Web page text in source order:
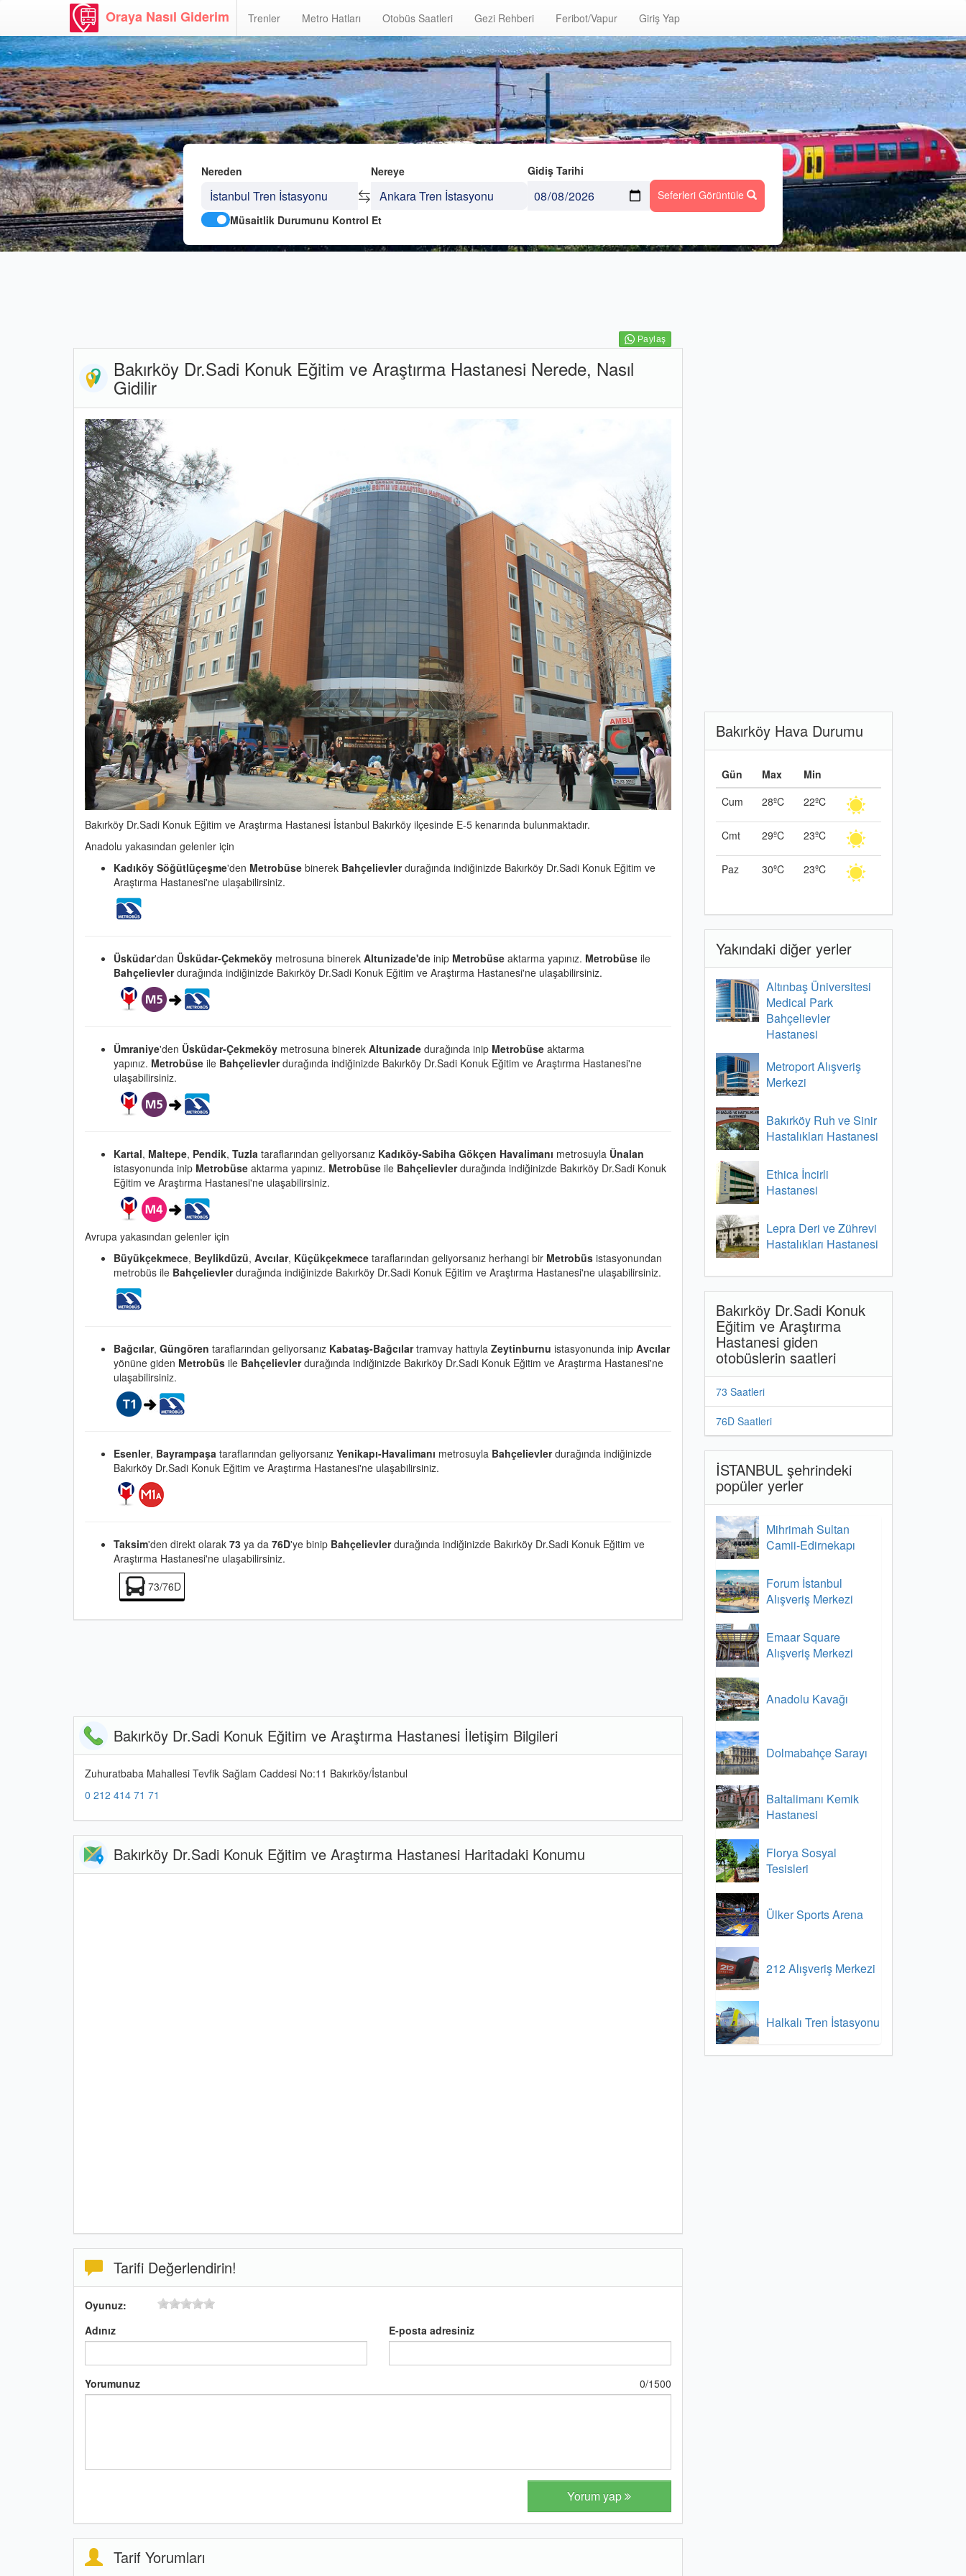
Oraya Nasıl Giderim Trenler Metro Hatları Otobüs Saatleri Gezi Rehberi Feribot/Vapur Giriş Yap
Nereden Nereye
Gidiş Tarihi
Seferleri Görüntüle
Müsaitlik Durumunu Kontrol Et
Paylaş
Bakırköy Dr.Sadi Konuk Eğitim ve Araştırma Hastanesi Nerede, Nasıl
Gidilir
Bakırköy Dr.Sadi Konuk Eğitim ve Araştırma Hastanesi İstanbul Bakırköy ilçesinde E-5 kenarında bulunmaktadır.
Anadolu yakasından gelenler için
Kadıköy Söğütlüçeşme'den Metrobüse binerek Bahçelievlerdurağında indiğinizde Bakırköy Dr.Sadi Konuk Eğitim ve
Araştırma Hastanesi'ne ulaşabilirsiniz.
Üsküdar'dan Üsküdar-Çekmeköy metrosuna binerek Altunizade'de inip Metrobüse aktarma yapınız. Metrobüse ile
Bahçelievlerdurağında indiğinizde Bakırköy Dr.Sadi Konuk Eğitim ve Araştırma Hastanesi'ne ulaşabilirsiniz.
Ümraniye'den Üsküdar-Çekmeköy metrosuna binerek Altunizade durağında inip Metrobüse aktarma
yapınız. Metrobüse ile Bahçelievlerdurağında indiğinizde Bakırköy Dr.Sadi Konuk Eğitim ve Araştırma Hastanesi'ne
ulaşabilirsiniz.
Kartal, Maltepe, Pendik, Tuzla taraflarından geliyorsanız Kadıköy-Sabiha Gökçen Havalimanı metrosuyla Ünalan
istasyonunda inip Metrobüse aktarma yapınız. Metrobüse ile Bahçelievlerdurağında indiğinizde Bakırköy Dr.Sadi Konuk
Eğitim ve Araştırma Hastanesi'ne ulaşabilirsiniz.
Avrupa yakasından gelenler için
Büyükçekmece, Beylikdüzü, Avcılar, Küçükçekmece taraflarından geliyorsanız herhangi bir Metrobüs istasyonundan
metrobüs ile Bahçelievlerdurağında indiğinizde Bakırköy Dr.Sadi Konuk Eğitim ve Araştırma Hastanesi'ne ulaşabilirsiniz.
Bağcılar, Güngören taraflarından geliyorsanız Kabataş-Bağcılartramvay hattıyla Zeytinburnu istasyonunda inip Avcılar
yönüne giden Metrobüs ile Bahçelievlerdurağında indiğinizde Bakırköy Dr.Sadi Konuk Eğitim ve Araştırma Hastanesi'ne
ulaşabilirsiniz.
Esenler, Bayrampaşa taraflarından geliyorsanız Yenikapı-Havalimanı metrosuyla Bahçelievlerdurağında indiğinizde
Bakırköy Dr.Sadi Konuk Eğitim ve Araştırma Hastanesi'ne ulaşabilirsiniz.
Taksim'den direkt olarak 73 ya da 76D'ye binip Bahçelievlerdurağında indiğinizde Bakırköy Dr.Sadi Konuk Eğitim ve
Araştırma Hastanesi'ne ulaşabilirsiniz.
73/76D
Bakırköy Dr.Sadi Konuk Eğitim ve Araştırma Hastanesi İletişim Bilgileri
Zuhuratbaba Mahallesi Tevfik Sağlam Caddesi No:11 Bakırköy/İstanbul
0 212 414 71 71
Bakırköy Dr.Sadi Konuk Eğitim ve Araştırma Hastanesi Haritadaki Konumu
Tarifi Değerlendirin!
Oyunuz:
Adınız
E-posta adresiniz
Yorumunuz 0/1500
Yorum yap
Tarif Yorumları
Bakırköy Hava Durumu
Gün Max
Min
Cum
28ºC 22ºC
Cmt 29ºC 23ºC
Paz 30ºC 23ºC
Yakındaki diğer yerler
Altınbaş Üniversitesi
Medical Park
Bahçelievler
Hastanesi
Metroport Alışveriş
Merkezi
Bakırköy Ruh ve Sinir
Hastalıkları Hastanesi
Ethica İncirli
Hastanesi
Lepra Deri ve Zührevi
Hastalıkları Hastanesi
Bakırköy Dr.Sadi Konuk
Eğitim ve Araştırma
Hastanesi giden
otobüslerin saatleri
73 Saatleri
76D Saatleri
İSTANBUL şehrindeki
popüler yerler
Mihrimah Sultan
Camii-Edirnekapı
Forum İstanbul
Alışveriş Merkezi
Emaar Square
Alışveriş Merkezi
Anadolu Kavağı
Dolmabahçe Sarayı
Baltalimanı Kemik
Hastanesi
Florya Sosyal
Tesisleri
Ülker Sports Arena
212 Alışveriş Merkezi
Halkalı Tren İstasyonu